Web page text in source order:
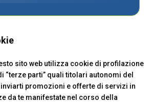
sito web utilizza cookie di profilazione
“terze parti” quali titolari autonomi del
promozioni e offerte di servizi in
da te manifestate nel corso della